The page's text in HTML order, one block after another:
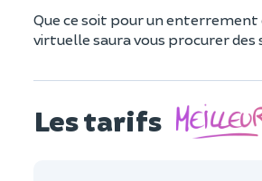
Que ce soit pour un enterrement
virtuelle saura vous procurer
Les tarifs